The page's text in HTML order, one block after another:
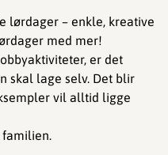
lørdager – enkle, kreative
med mer!
er det
skal lage selv. Det blir
vil alltid ligge
familien.